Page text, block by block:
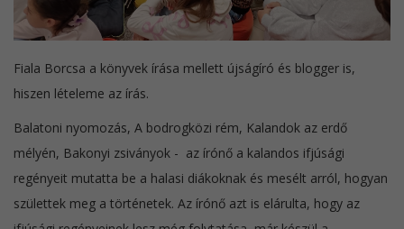
Fiala Borcsa a könyvek írása mellett újságíró és blogger is,
hiszen lételeme az írás.
Balatoni nyomozás, A bodrogközi rém, Kalandok az erdő
mélyén, Bakonyi zsiványok - az írónő a kalandos ifjúsági
regényeit mutatta be a halasi diákoknak és mesélt arról, hogyan
születtek meg a történetek. Az írónő azt is elárulta, hogy az